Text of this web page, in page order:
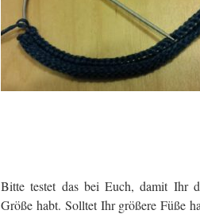
Bitte testet das bei Euch, damit Ihr
Größe habt. Solltet Ihr größere Füße